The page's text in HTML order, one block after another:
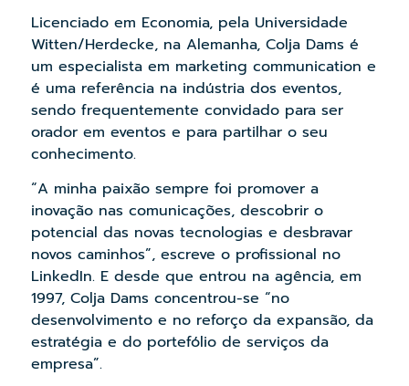
Licenciado em Economia, pela Universidade
Witten/Herdecke, na Alemanha, Colja Dams é
um especialista em marketing communication e
é uma referência na indústria dos eventos,
sendo frequentemente convidado para ser
orador em eventos e para partilhar o seu
conhecimento.
“A minha paixão sempre foi promover a
inovação nas comunicações, descobrir o
potencial das novas tecnologias e desbravar
novos caminhos”, escreve o profissional no
LinkedIn. E desde que entrou na agência, em
1997, Colja Dams concentrou-se “no
desenvolvimento e no reforço da expansão, da
estratégia e do portefólio de serviços da
empresa”.